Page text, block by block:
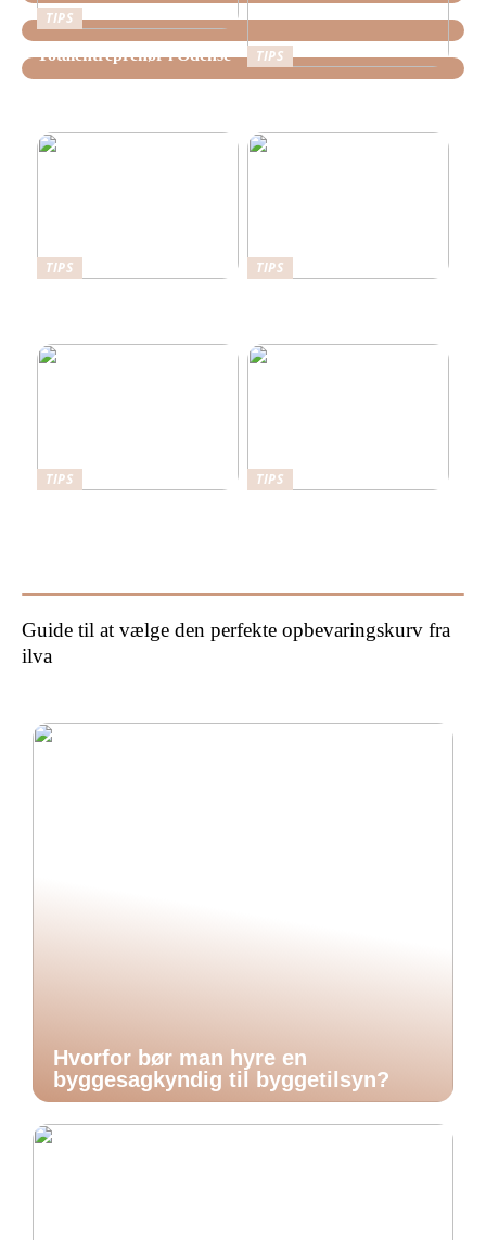
TIPS
Totalentreprenør i Odense TIPS
TIPS TIPS
TIPS TIPS
Guide til at vælge den perfekte opbevaringskurv fra
ilva
Hvorfor bør man hyre en
byggesagkyndig til byggetilsyn?